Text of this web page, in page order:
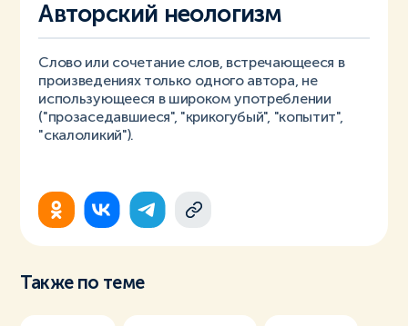
Авторский неологизм
Слово или сочетание слов, встречающееся в
произведениях только одного автора, не
использующееся в широком употреблении
("прозаседавшиеся", "крикогубый", "копытит",
"скалоликий").
Также по теме